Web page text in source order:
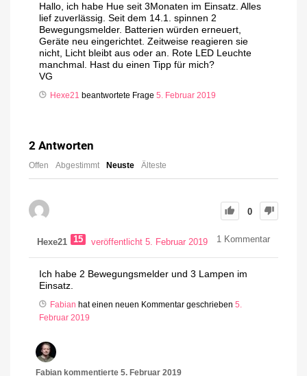
Hallo, ich habe Hue seit 3Monaten im Einsatz. Alles
lief zuverlässig. Seit dem 14.1. spinnen 2
Bewegungsmelder. Batterien würden erneuert,
Geräte neu eingerichtet. Zeitweise reagieren sie
nicht, Licht bleibt aus oder an. Rote LED Leuchte
manchmal. Hast du einen Tipp für mich?
VG
Hexe21 beantwortete Frage 5. Februar 2019
2 Antworten
Offen Abgestimmt Neuste Älteste
0
Hexe21 15 veröffentlicht 5. Februar 2019 1 Kommentar
Ich habe 2 Bewegungsmelder und 3 Lampen im
Einsatz.
Fabian hat einen neuen Kommentar geschrieben 5.
Februar 2019
Fabian kommentierte 5. Februar 2019